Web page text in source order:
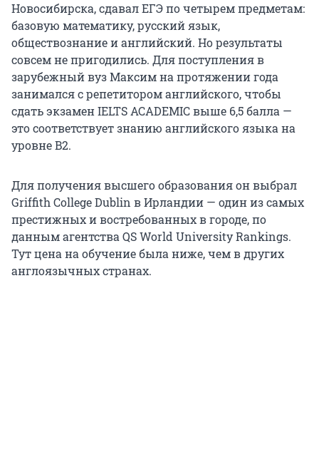
Новосибирска, сдавал ЕГЭ по четырем предметам:
базовую математику, русский язык,
обществознание и английский. Но результаты
совсем не пригодились. Для поступления в
зарубежный вуз Максим на протяжении года
занимался с репетитором английского, чтобы
сдать экзамен IELTS ACADEMIC выше 6,5 балла —
это соответствует знанию английского языка на
уровне B2.
Для получения высшего образования он выбрал
Griffith College Dublin в Ирландии — один из самых
престижных и востребованных в городе, по
данным агентства QS World University Rankings.
Тут цена на обучение была ниже, чем в других
англоязычных странах.